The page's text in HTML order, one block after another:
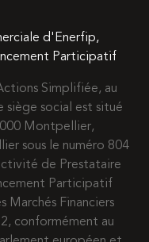
d'Enerfip,
Participatif
Simplifiée, au
siège social est situé
Montpellier,
sous le numéro 804
de Prestataire
Participatif
Marchés Financiers
conformément au